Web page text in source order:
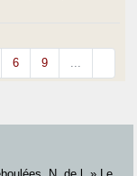
6 9 ...